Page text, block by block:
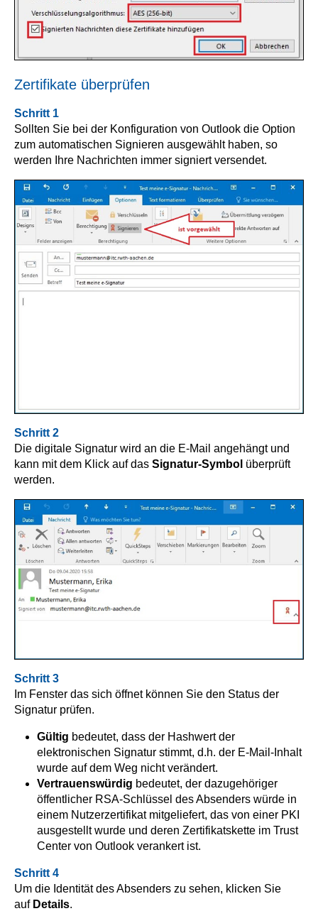
Zertifikate überprüfen
Schritt 1
Sollten Sie bei der Konfiguration von Outlook die Option
zum automatischen Signieren ausgewählt haben, so
werden Ihre Nachrichten immer signiert versendet.
Schritt 2
Die digitale Signatur wird an die E-Mail angehängt und
kann mit dem Klick auf das Signatur-Symbol überprüft
werden.
Schritt 3
Im Fenster das sich öffnet können Sie den Status der
Signatur prüfen.
Gültig bedeutet, dass der Hashwert der
elektronischen Signatur stimmt, d.h. der E-Mail-Inhalt
wurde auf dem Weg nicht verändert.
Vertrauenswürdig bedeutet, der dazugehöriger
öffentlicher RSA-Schlüssel des Absenders würde in
einem Nutzerzertifikat mitgeliefert, das von einer PKI
ausgestellt wurde und deren Zertifikatskette im Trust
Center von Outlook verankert ist.
Schritt 4
Um die Identität des Absenders zu sehen, klicken Sie
auf Details.